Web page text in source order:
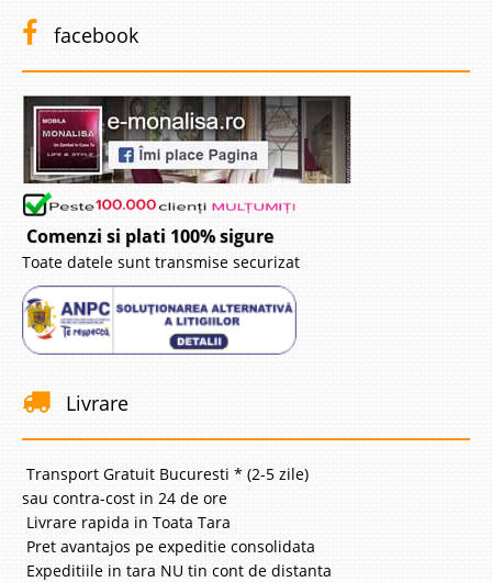
facebook
Comenzi si plati 100% sigure
Toate datele sunt transmise securizat
Livrare
Transport Gratuit Bucuresti * (2-5 zile)
sau contra-cost in 24 de ore
Livrare rapida in Toata Tara
Pret avantajos pe expeditie consolidata
Expeditiile in tara NU tin cont de distanta